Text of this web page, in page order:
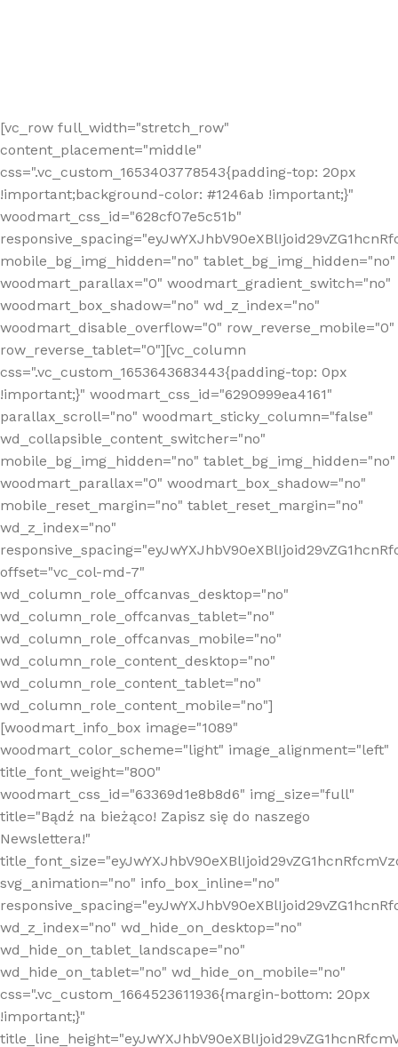
[vc_row full_width="stretch_row"
content_placement="middle"
css=".vc_custom_1653403778543{padding-top: 20px
!important;background-color: #1246ab !important;}"
woodmart_css_id="628cf07e5c51b"
mobile_bg_img_hidden="no" tablet_bg_img_hidden="no"
woodmart_parallax="0" woodmart_gradient_switch="no"
woodmart_box_shadow="no" wd_z_index="no"
woodmart_disable_overflow="0" row_reverse_mobile="0"
row_reverse_tablet="0"][vc_column
css=".vc_custom_1653643683443{padding-top: 0px
!important;}" woodmart_css_id="6290999ea4161"
parallax_scroll="no" woodmart_sticky_column="false"
wd_collapsible_content_switcher="no"
mobile_bg_img_hidden="no" tablet_bg_img_hidden="no"
woodmart_parallax="0" woodmart_box_shadow="no"
mobile_reset_margin="no" tablet_reset_margin="no"
wd_z_index="no"
offset="vc_col-md-7"
wd_column_role_offcanvas_desktop="no"
wd_column_role_offcanvas_tablet="no"
wd_column_role_offcanvas_mobile="no"
wd_column_role_content_desktop="no"
wd_column_role_content_tablet="no"
wd_column_role_content_mobile="no"]
[woodmart_info_box image="1089"
woodmart_color_scheme="light" image_alignment="left"
title_font_weight="800"
woodmart_css_id="63369d1e8b8d6" img_size="full"
title="Bądź na bieżąco! Zapisz się do naszego
Newslettera!"
svg_animation="no" info_box_inline="no"
wd_z_index="no" wd_hide_on_desktop="no"
wd_hide_on_tablet_landscape="no"
wd_hide_on_tablet="no" wd_hide_on_mobile="no"
css=".vc_custom_1664523611936{margin-bottom: 20px
!important;}"